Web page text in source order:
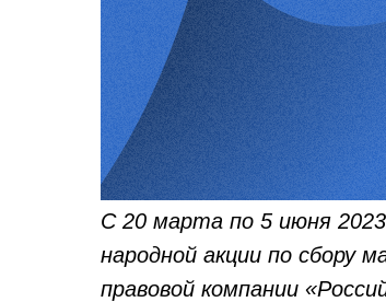
С 20 марта по 5 июня 2023
народной акции по сбору
правовой компании